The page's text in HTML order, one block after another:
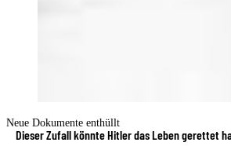
Neue Dokumente enthüllt
Dieser Zufall könnte Hitler das Leben gerettet